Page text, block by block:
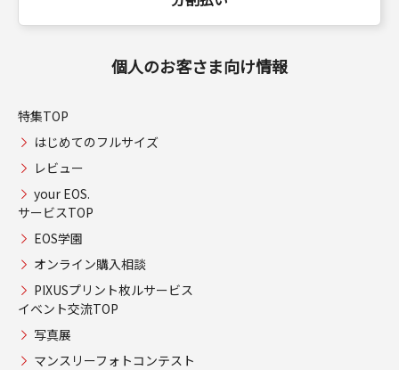
個人のお客さま向け情報
特集TOP
はじめてのフルサイズ
レビュー
your EOS.
サービスTOP
EOS学園
オンライン購入相談
PIXUSプリント枚ルサービス
イベント交流TOP
写真展
マンスリーフォトコンテスト